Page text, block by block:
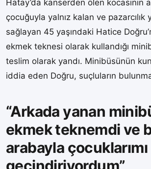
Hatay’da kanserden ölen kocasının
çocuğuyla yalnız kalan ve pazarcılık
sağlayan 45 yaşındaki Hatice
ekmek teknesi olarak kullandığı
teslim olarak yandı. Minibüsünün
iddia eden Doğru, suçluların
“Arkada yanan
ekmek teknemdi ve
arabayla çocuklarımı